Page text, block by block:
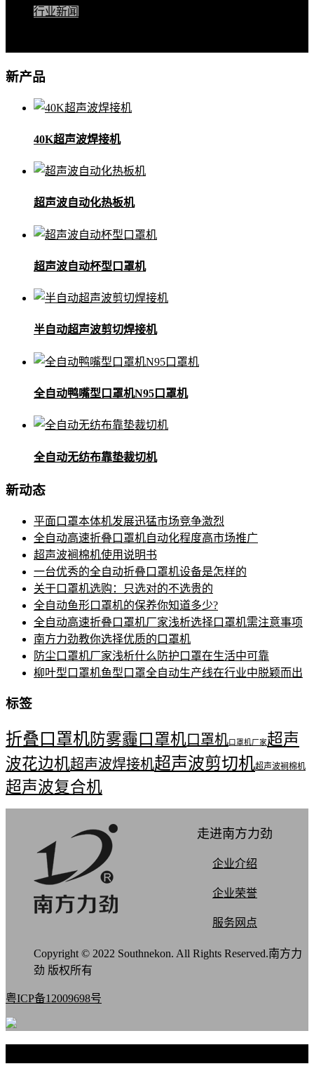
行业新闻
新产品
40K超声波焊接机
超声波自动化热板机
超声波自动杯型口罩机
半自动超声波剪切焊接机
全自动鸭嘴型口罩机N95口罩机
全自动无纺布靠垫裁切机
新动态
平面口罩本体机发展迅猛市场竞争激烈
全自动高速折叠口罩机自动化程度高市场推广
超声波裥棉机使用说明书
一台优秀的全自动折叠口罩机设备是怎样的
关于口罩机选购：只选对的不选贵的
全自动鱼形口罩机的保养你知道多少?
全自动高速折叠口罩机厂家浅析选择口罩机需注意事项
南方力劲教你选择优质的口罩机
防尘口罩机厂家浅析什么防护口罩在生活中可靠
柳叶型口罩机鱼型口罩全自动生产线在行业中脱颖而出
标签
折叠口罩机防雾霾口罩机口罩机口罩机厂家超声
波花边机超声波焊接机超声波剪切机超声波裥棉机
超声波复合机
走进南方力劲
企业介绍
企业荣誉
服务网点
Copyright © 2022 Southnekon. All Rights Reserved.南方力
劲 版权所有
粤ICP备12009698号